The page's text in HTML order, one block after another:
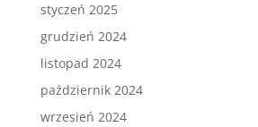
styczeń 2025
grudzień 2024
listopad 2024
październik 2024
wrzesień 2024